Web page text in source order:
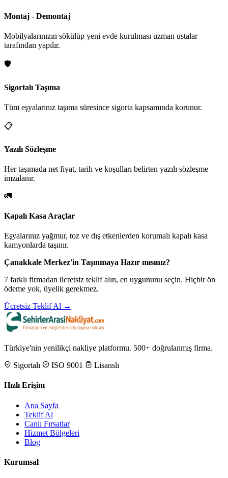
Montaj - Demontaj
Mobilyalarınızın sökülüp yeni evde kurulması uzman ustalar
tarafından yapılır.
🛡️
Sigortalı Taşıma
Tüm eşyalarınız taşıma süresince sigorta kapsamında korunur.
📋
Yazılı Sözleşme
Her taşımada net fiyat, tarih ve koşulları belirten yazılı sözleşme
imzalanır.
🚛
Kapalı Kasa Araçlar
Eşyalarınız yağmur, toz ve dış etkenlerden korumalı kapalı kasa
kamyonlarda taşınır.
Çanakkale Merkez'in Taşınmaya Hazır mısınız?
7 farklı firmadan ücretsiz teklif alın, en uygununu seçin. Hiçbir ön
ödeme yok, üyelik gerekmez.
Ücretsiz Teklif Al →
Türkiye'nin yenilikçi nakliye platformu. 500+ doğrulanmış firma.
Sigortalı
ISO 9001 Lisanslı
Hızlı Erişim
Ana Sayfa
Teklif Al
Canlı Fırsatlar
Hizmet Bölgeleri
Blog
Kurumsal